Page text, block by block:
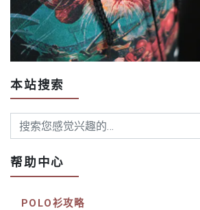
本站搜索
帮助中心
POLO衫攻略